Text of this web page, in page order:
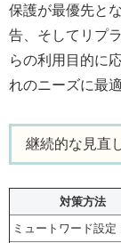
保護が最優先と
告、そしてリプ
らの利用目的に
れのニーズに最
継続的な見直
対策方法
ミュートワード設定